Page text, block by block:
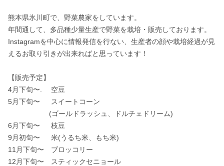
熊本県氷川町で、野菜農家をしています。
年間通して、多品種少量生産で野菜を栽培・販売しております。
Instagramを中心に情報発信を行ない、生産者の顔や栽培経過が見
えるお取り引きが出来ればと思っています！
【販売予定】
4月下旬〜. 　空豆
5月下旬〜　  スイートコーン
(ゴールドラッシュ、ドルチェドリーム)
6月下旬〜　  枝豆
9月初旬〜　  米(うるち米、もち米)
11月下旬〜　ブロッコリー
12月下旬〜　スティックセニョール